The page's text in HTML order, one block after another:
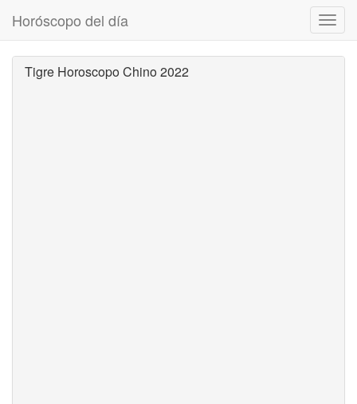
Horóscopo del día
Tigre Horoscopo Chino 2022